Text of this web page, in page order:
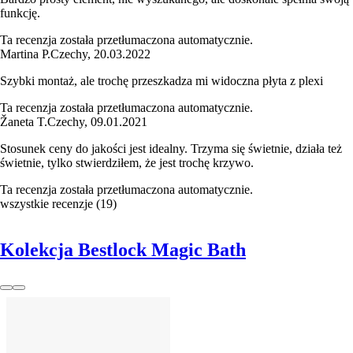
funkcję.
Ta recenzja została przetłumaczona automatycznie.
Martina P.Czechy, 20.03.2022
Szybki montaż, ale trochę przeszkadza mi widoczna płyta z plexi
Ta recenzja została przetłumaczona automatycznie.
Žaneta T.Czechy, 09.01.2021
Stosunek ceny do jakości jest idealny. Trzyma się świetnie, działa też
świetnie, tylko stwierdziłem, że jest trochę krzywo.
Ta recenzja została przetłumaczona automatycznie.
wszystkie recenzje (19)
Kolekcja Bestlock Magic Bath